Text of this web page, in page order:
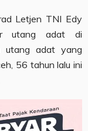
Letjen TNI Edy
utang adat di
utang adat yang
56 tahun lalu ini